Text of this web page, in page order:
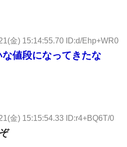
金) 15:14:55.70 ID:d/Ehp+WR0
値段になってきたな
金) 15:15:54.33 ID:r4+BQ6T/0